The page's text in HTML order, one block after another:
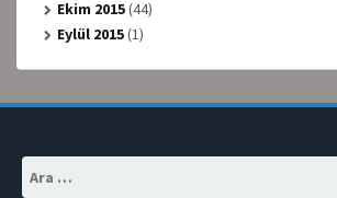
Ekim 2015(44)
Eylül 2015(1)